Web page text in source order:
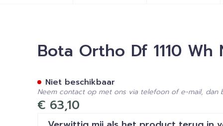
Bota Ortho Df 1110 Wh
€ 63,10
Niet beschikbaar
Neem contact op met ons via telefoon of e-mail, dan